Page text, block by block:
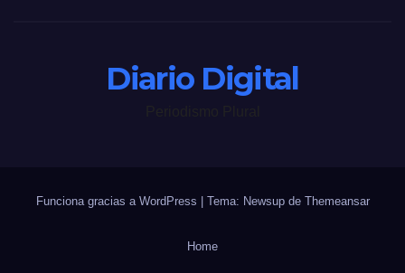
Diario Digital
Funciona gracias a WordPress Tema: Newsup de Themeansar
Home